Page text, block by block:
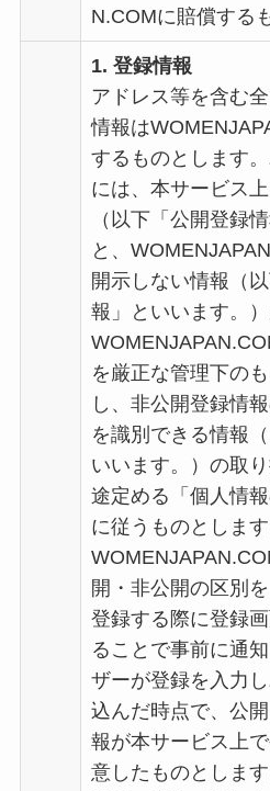
N.COMに賠償する
1. 登録情報
アドレス等を含む
情報は
するものとします
には、本サービス
（以下「公開登録
と、
開示しない情報（
報」といいます。）
を厳正な管理下の
し、非公開登録情
を識別できる情報
いいます。）の取
途定める「個人情
に従うものとします
開・非公開の区別
登録する際に登録
ることで事前に通
ザーが登録を入力
込んだ時点で、公
報が本サービス上
意したものとします